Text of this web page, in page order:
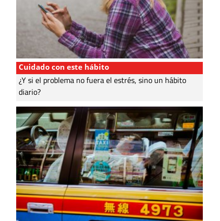
Cuidado con este hábito
¿Y si el problema no fuera el estrés, sino un hábito
diario?